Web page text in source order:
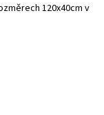
120x40cm v